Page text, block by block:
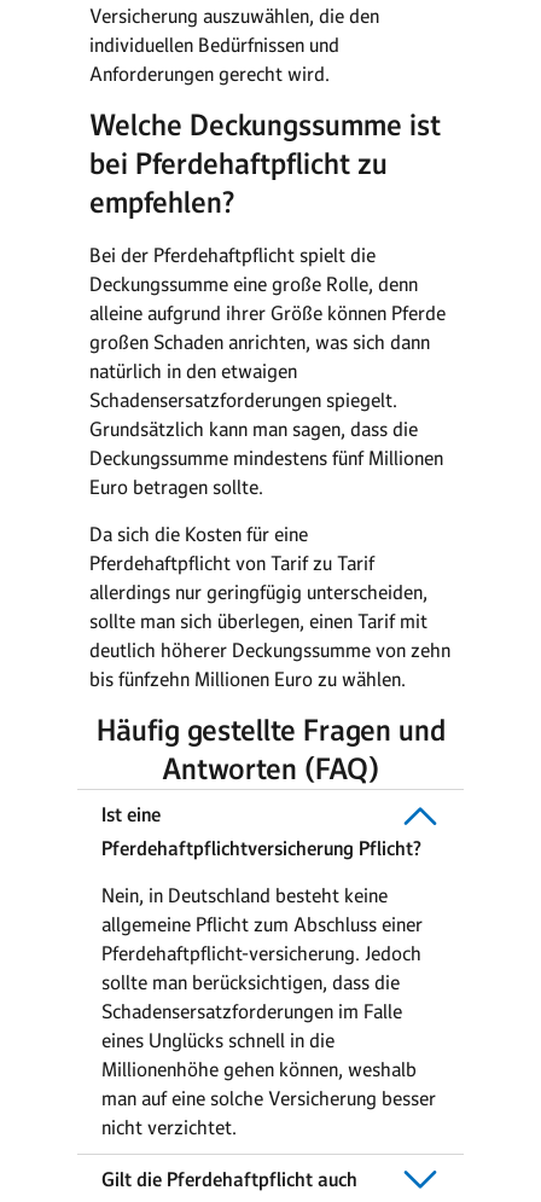
Versicherung auszuwählen, die den
individuellen Bedürfnissen und
Anforderungen gerecht wird.
Welche Deckungssumme ist
bei Pferdehaftpflicht zu
empfehlen?
Bei der Pferdehaftpflicht spielt die
Deckungssumme eine große Rolle, denn
alleine aufgrund ihrer Größe können Pferde
großen Schaden anrichten, was sich dann
natürlich in den etwaigen
Schadensersatzforderungen spiegelt.
Grundsätzlich kann man sagen, dass die
Deckungssumme mindestens fünf Millionen
Euro betragen sollte.
Da sich die Kosten für eine
Pferdehaftpflicht von Tarif zu Tarif
allerdings nur geringfügig unterscheiden,
sollte man sich überlegen, einen Tarif mit
deutlich höherer Deckungssumme von zehn
bis fünfzehn Millionen Euro zu wählen.
Häufig gestellte Fragen und
Antworten (FAQ)
Ist eine
Pferdehaftpflichtversicherung Pflicht?
Nein, in Deutschland besteht keine
allgemeine Pflicht zum Abschluss einer
Pferdehaftpflicht-versicherung. Jedoch
sollte man berücksichtigen, dass die
Schadensersatzforderungen im Falle
eines Unglücks schnell in die
Millionenhöhe gehen können, weshalb
man auf eine solche Versicherung besser
nicht verzichtet.
Gilt die Pferdehaftpflicht auch